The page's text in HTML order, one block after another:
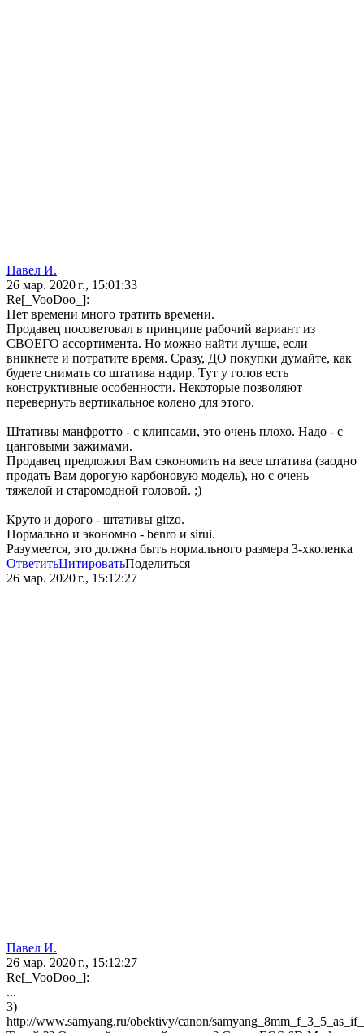
Павел И.
26 мар. 2020 г., 15:01:33
Re[_VooDoo_]:
Нет времени много тратить времени.
Продавец посоветовал в принципе рабочий вариант из
СВОЕГО ассортимента. Но можно найти лучше, если
вникнете и потратите время. Сразу, ДО покупки думайте, как
будете снимать со штатива надир. Тут у голов есть
конструктивные особенности. Некоторые позволяют
перевернуть вертикальное колено для этого.
Штативы манфротто - с клипсами, это очень плохо. Надо - с
цанговыми зажимами.
Продавец предложил Вам сэкономить на весе штатива (заодно
продать Вам дорогую карбоновую модель), но с очень
тяжелой и старомодной головой. ;)
Круто и дорого - штативы gitzo.
Нормально и экономно - benro и sirui.
Разумеется, это должна быть нормального размера 3-хколенка
ОтветитьЦитироватьПоделиться
26 мар. 2020 г., 15:12:27
Павел И.
26 мар. 2020 г., 15:12:27
Re[_VooDoo_]:
...
3)
http://www.samyang.ru/obektivy/canon/